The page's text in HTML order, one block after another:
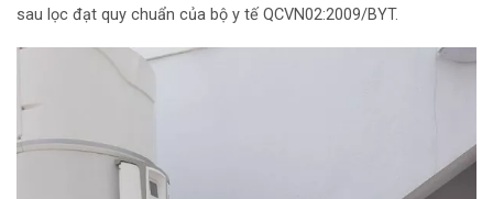
sau lọc đạt quy chuẩn của bộ y tế QCVN02:2009/BYT.